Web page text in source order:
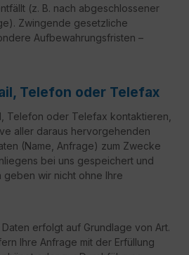
(z. B. nach abgeschlossener
Zwingende gesetzliche
Aufbewahrungsfristen –
Telefon oder Telefax
Telefon oder Telefax kontaktieren,
aller daraus hervorgehenden
(Name, Anfrage) zum Zwecke
bei uns gespeichert und
geben wir nicht ohne Ihre
erfolgt auf Grundlage von Art.
Ihre Anfrage mit der Erfüllung